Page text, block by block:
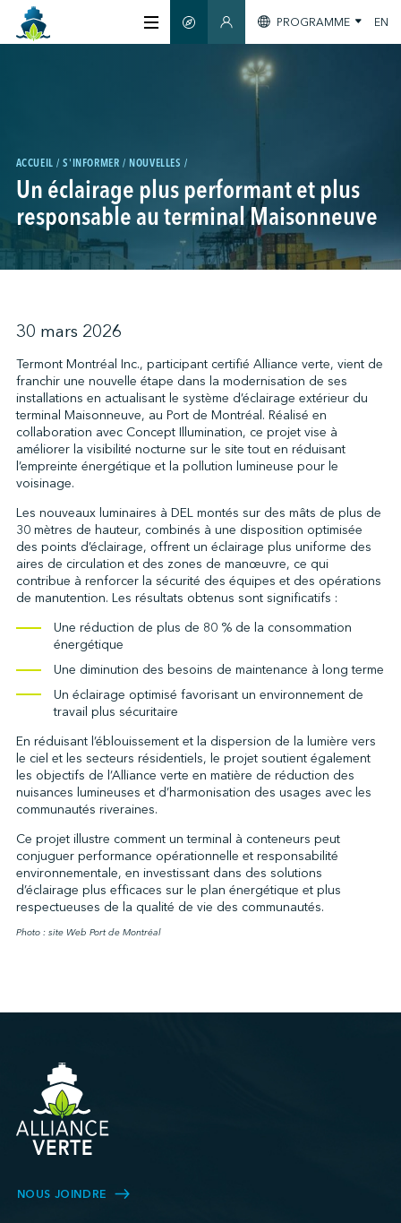
MEMBRES
GREENTECH
S'INFORMER
NOUS JOINDRE
GUIDE INTELLIGENT
SECTION MEMBRES
PROGRAMME EN
ACCUEIL S'INFORMER NOUVELLES
Un éclairage plus performant et plus
responsable au terminal Maisonneuve
30 mars 2026
Termont Montréal Inc., participant certifié Alliance verte, vient de
franchir une nouvelle étape dans la modernisation de ses
installations en actualisant le système d’éclairage extérieur du
terminal Maisonneuve, au Port de Montréal. Réalisé en
collaboration avec Concept Illumination, ce projet vise à
améliorer la visibilité nocturne sur le site tout en réduisant
l’empreinte énergétique et la pollution lumineuse pour le
voisinage.
Les nouveaux luminaires à DEL montés sur des mâts de plus de
30 mètres de hauteur, combinés à une disposition optimisée
des points d’éclairage, offrent un éclairage plus uniforme des
aires de circulation et des zones de manœuvre, ce qui
contribue à renforcer la sécurité des équipes et des opérations
de manutention. Les résultats obtenus sont significatifs :
Une réduction de plus de 80 % de la consommation
énergétique
Une diminution des besoins de maintenance à long terme
Un éclairage optimisé favorisant un environnement de
travail plus sécuritaire
En réduisant l’éblouissement et la dispersion de la lumière vers
le ciel et les secteurs résidentiels, le projet soutient également
les objectifs de l’Alliance verte en matière de réduction des
nuisances lumineuses et d’harmonisation des usages avec les
communautés riveraines.
Ce projet illustre comment un terminal à conteneurs peut
conjuguer performance opérationnelle et responsabilité
environnementale, en investissant dans des solutions
d’éclairage plus efficaces sur le plan énergétique et plus
respectueuses de la qualité de vie des communautés.
Photo : site Web Port de Montréal
NOUS JOINDRE